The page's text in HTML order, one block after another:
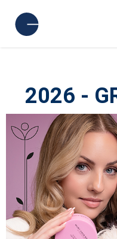
2026 -